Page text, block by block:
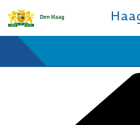
Bronnen en collecties